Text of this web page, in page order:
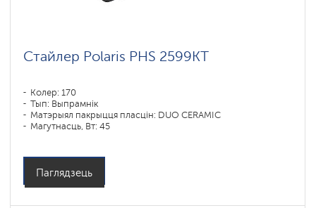
Стайлер Polaris PHS 2599KT
Колер: 170
Тып: Выпрамнік
Матэрыял пакрыцця пласцін: DUO CERAMIC
Магутнасць, Вт: 45
Паглядзець